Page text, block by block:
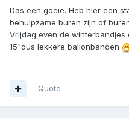
Das een goeie. Heb hier een
behulpzame buren zijn of
Vrijdag even de winterbandjes
15"dus lekkere ballonbanden
Quote